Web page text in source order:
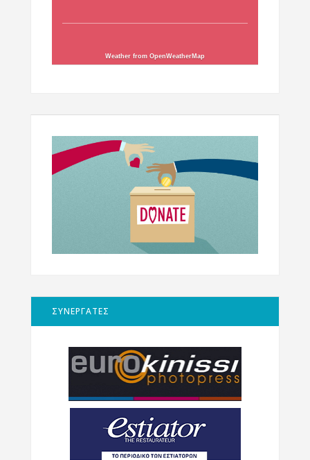
Weather from OpenWeatherMap
ΣΥΝΕΡΓΑΤΕΣ